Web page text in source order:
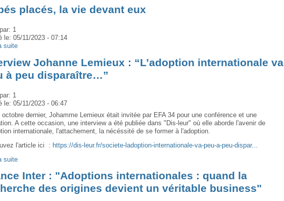
placés, la vie devant eux
1
le:05/11/2023 - 07:14
suite
Johanne Lemieux : “L’adoption internationale va
à peu disparaître…”
1
le:05/11/2023 - 06:47
octobre dernier, Johamme Lemieux était invitée par EFA 34 pour une conférence et une
A cette occasion, une interview a été publiée dans "Dis-leur" où elle aborde l'avenir de
internationale, l'attachement, la nécéssité de se former à l'adoption.
l'article ici : https://dis-leur.fr/societe-ladoption-internationale-va-peu-a-peu-dispar...
suite
Inter : "Adoptions internationales : quand la
des origines devient un véritable business"